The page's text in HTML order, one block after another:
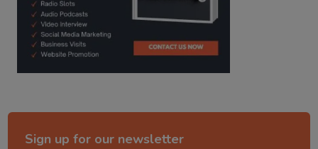
Sign up for our newsletter